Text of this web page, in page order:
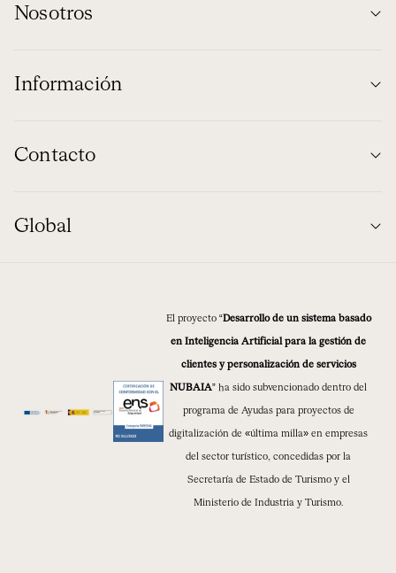
Nosotros
Información
Contacto
Global
El proyecto “Desarrollo de un sistema basado
en Inteligencia Artificial para la gestión de
clientes y personalización de servicios
NUBAIA” ha sido subvencionado dentro del
programa de Ayudas para proyectos de
digitalización de «última milla» en empresas
del sector turístico, concedidas por la
Secretaría de Estado de Turismo y el
Ministerio de Industria y Turismo.